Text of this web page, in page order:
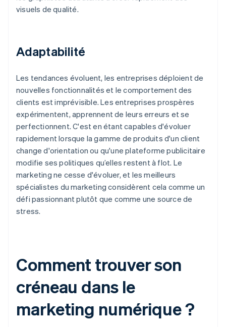
visuels de qualité.
Adaptabilité
Les tendances évoluent, les entreprises déploient de
nouvelles fonctionnalités et le comportement des
clients est imprévisible. Les entreprises prospères
expérimentent, apprennent de leurs erreurs et se
perfectionnent. C'est en étant capables d'évoluer
rapidement lorsque la gamme de produits d'un client
change d'orientation ou qu'une plateforme publicitaire
modifie ses politiques qu’elles restent à flot. Le
marketing ne cesse d'évoluer, et les meilleurs
spécialistes du marketing considèrent cela comme un
défi passionnant plutôt que comme une source de
stress.
Comment trouver son
créneau dans le
marketing numérique ?